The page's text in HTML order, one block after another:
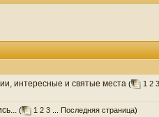
интересные и святые места ( 1 2 3
( 1 2 3 Последняя страница)